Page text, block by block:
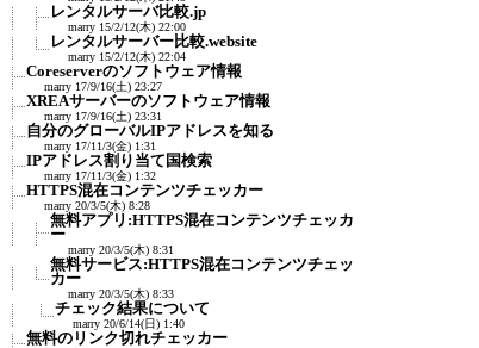
レンタルサーバ比較.jp
marry 15/2/12(木) 22:00
レンタルサーバー比較.website
marry 15/2/12(木) 22:04
Coreserverのソフトウェア情報
marry 17/9/16(土) 23:27
XREAサーバーのソフトウェア情報
marry 17/9/16(土) 23:31
自分のグローバルIPアドレスを知る
marry 17/11/3(金) 1:31
IPアドレス割り当て国検索
marry 17/11/3(金) 1:32
HTTPS混在コンテンツチェッカー
marry 20/3/5(木) 8:28
無料アプリ:HTTPS混在コンテンツチェッカ
ー
marry 20/3/5(木) 8:31
無料サービス:HTTPS混在コンテンツチェッ
カー
marry 20/3/5(木) 8:33
チェック結果について
marry 20/6/14(日) 1:40
無料のリンク切れチェッカー